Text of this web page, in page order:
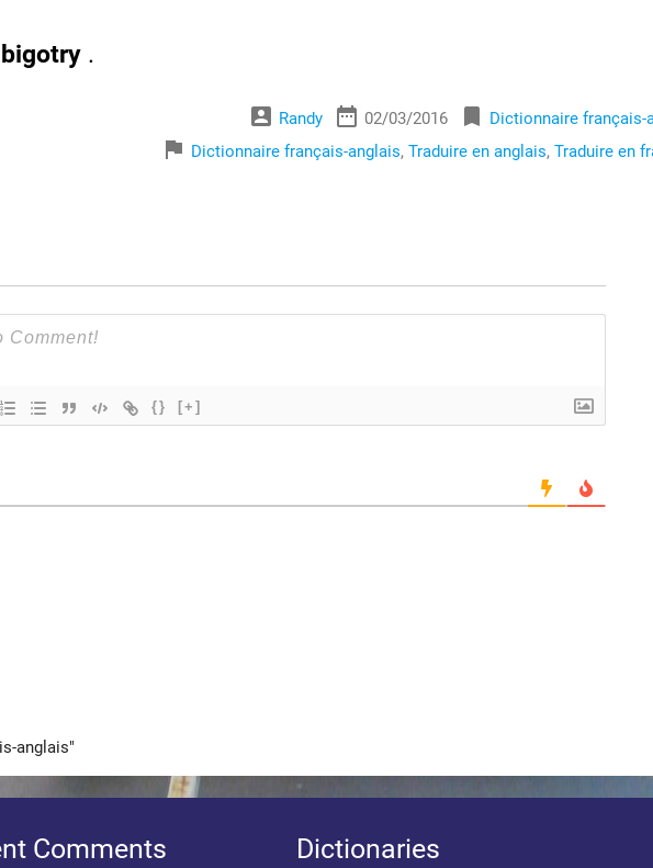
bigotry .
account_box Randy date_range 02/03/2016 bookmark Dictionnaire français-
flag Dictionnaire français-anglais, Traduire en anglais, Traduire en
{} [+]
anglais"
Comments Dictionaries